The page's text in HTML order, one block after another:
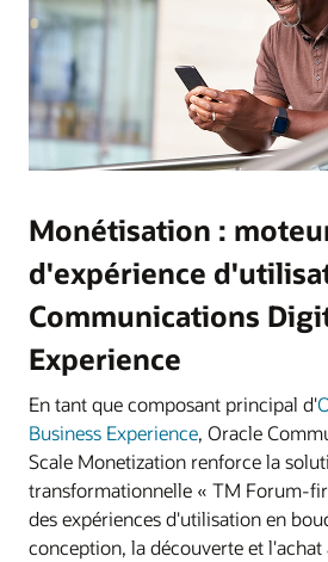
Monétisation :
d'expérience
Communications
Experience
En tant que composant principal d'
Business Experience, Oracle
Scale Monetization renforce la
transformationnelle « TM Forum-
des expériences d'utilisation en
conception, la découverte et